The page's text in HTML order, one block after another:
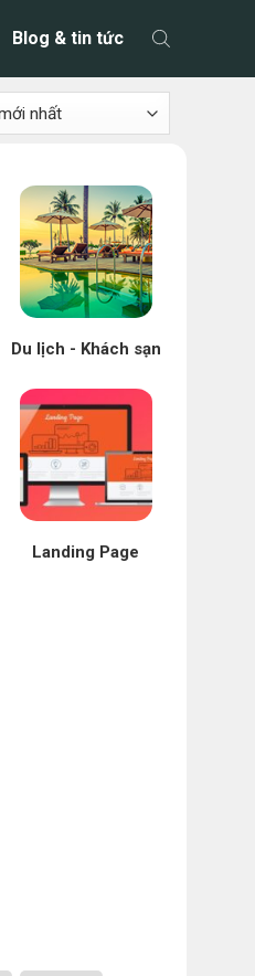
Blog & tin tức
Du lịch - Khách sạn
Landing Page